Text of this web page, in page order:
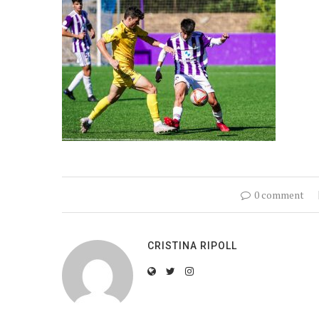
0 comment
CRISTINA RIPOLL